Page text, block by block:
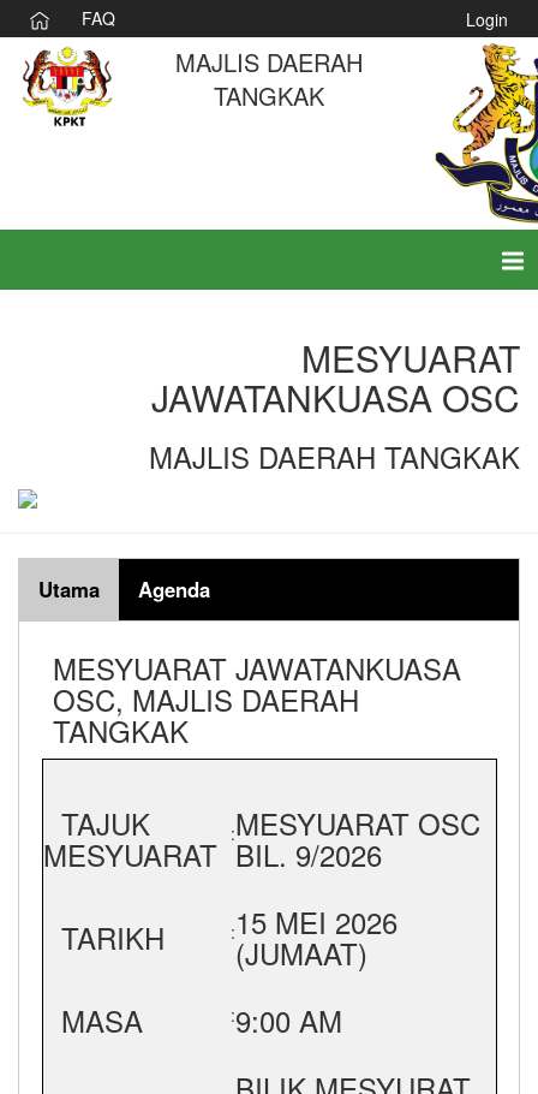
FAQ Login
MAJLIS DAERAH
TANGKAK
MESYUARAT
JAWATANKUASA OSC
MAJLIS DAERAH TANGKAK
Utama Agenda
MESYUARAT JAWATANKUASA
OSC, MAJLIS DAERAH
TANGKAK
TAJUK
MESYUARAT :MESYUARAT OSC
BIL. 9/2026
TARIKH
:15 MEI 2026
(JUMAAT)
MASA
:9:00 AM